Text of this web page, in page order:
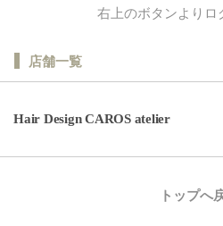
右上のボタンよりロ
店舗一覧
Hair Design CAROS atelier
トップへ